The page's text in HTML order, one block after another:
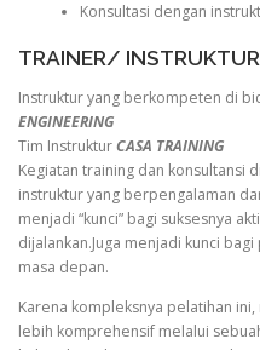
Konsultasi dengan
TRAINER/ INSTRUKTUR
Instruktur yang berkompeten di
ENGINEERING
Tim InstrukturCASA TRAINING
Kegiatan training dan konsultansi
instruktur yang berpengalaman
menjadi “kunci” bagi suksesnya
dijalankan.Juga menjadi kunci
masa depan.
Karena kompleksnya pelatihan
lebih komprehensif melalui